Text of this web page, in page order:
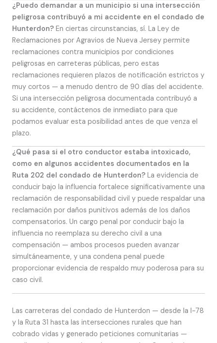
¿Puedo demandar a un municipio si una intersección
peligrosa contribuyó a mi accidente en el condado de
Hunterdon? En ciertas circunstancias, sí. La Ley de
Reclamaciones por Agravios de Nueva Jersey permite
reclamaciones contra municipios por condiciones
peligrosas en carreteras públicas, pero estas
reclamaciones requieren plazos de notificación estrictos y
muy cortos — a menudo dentro de 90 días del accidente.
Si una intersección peligrosa documentada contribuyó a
su accidente, contáctenos de inmediato para que
podamos evaluar esta posibilidad antes de que venza el
plazo.
¿Qué pasa si el otro conductor estaba intoxicado,
como en algunos accidentes documentados en la
Ruta 202 del condado de Hunterdon? La evidencia de
conducir bajo la influencia fortalece significativamente una
reclamación de responsabilidad civil y puede respaldar una
reclamación por daños punitivos además de los daños
compensatorios. Un cargo penal por conducir bajo la
influencia no reemplaza su derecho civil a una
compensación — ambos procesos pueden avanzar
simultáneamente, y una condena penal puede
proporcionar evidencia de respaldo muy poderosa para su
caso civil.
Las carreteras del condado de Hunterdon — desde la I-78
y la Ruta 31 hasta las intersecciones rurales que han
cobrado vidas y generado peticiones comunitarias —